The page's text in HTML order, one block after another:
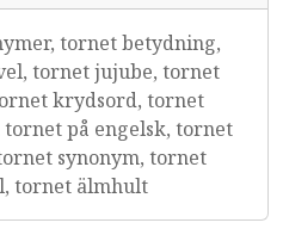
tornet betydning,
tornet jujube, tornet
krydsord, tornet
på engelsk, tornet
synonym, tornet
tornet älmhult